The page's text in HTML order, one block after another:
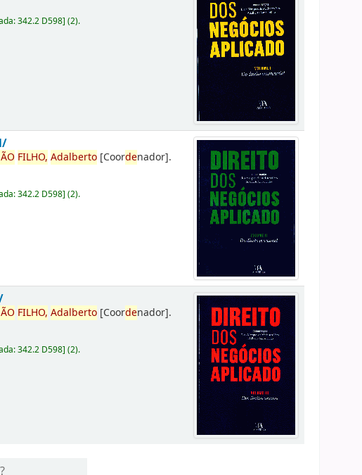
342.2 D598](2).
FILHO, Adalberto [Coordenador].
342.2 D598](2).
FILHO, Adalberto [Coordenador].
342.2 D598](2).